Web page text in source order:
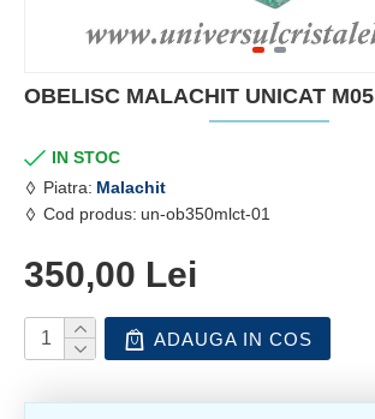
OBELISC MALACHIT UNICAT M05
IN STOC
Piatra: Malachit
Cod produs: un-ob350mlct-01
350,00 Lei
ADAUGA IN COS